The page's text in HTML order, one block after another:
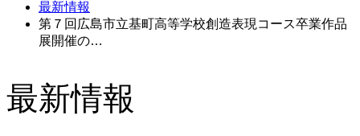
最新情報
第７回広島市立基町高等学校創造表現コース卒業作品
展開催の…
最新情報